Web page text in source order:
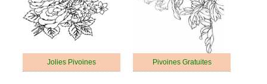
Jolies Pivoines Pivoines Gratuites